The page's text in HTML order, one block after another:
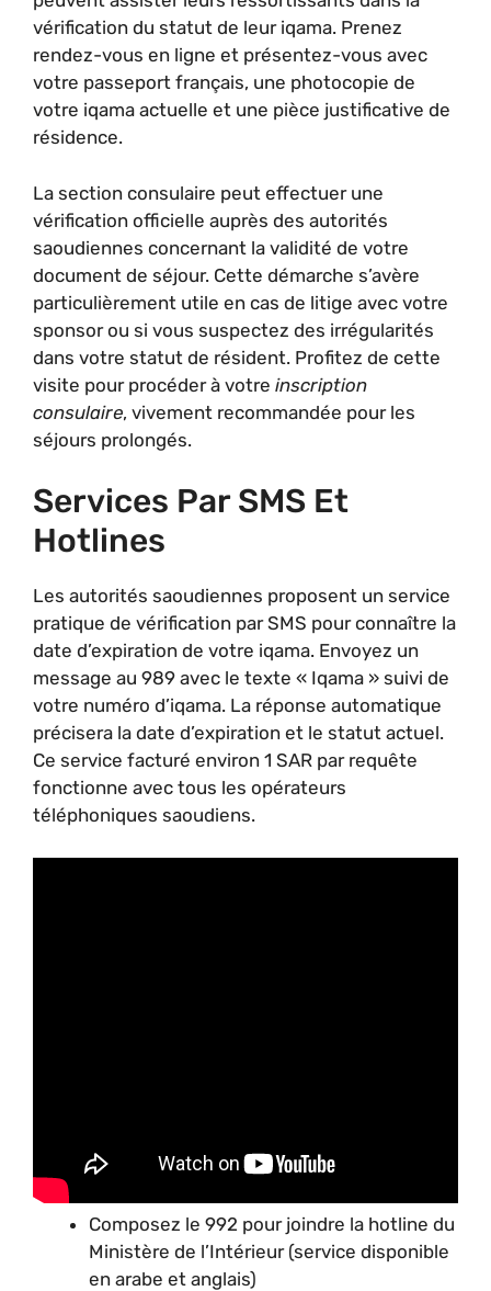
vérification du statut de leur iqama. Prenez
rendez-vous en ligne et présentez-vous avec
votre passeport français, une photocopie de
votre iqama actuelle et une pièce justificative de
résidence.
La section consulaire peut effectuer une
vérification officielle auprès des autorités
saoudiennes concernant la validité de votre
document de séjour. Cette démarche s’avère
particulièrement utile en cas de litige avec votre
sponsor ou si vous suspectez des irrégularités
dans votre statut de résident. Profitez de cette
visite pour procéder à votre inscription
consulaire, vivement recommandée pour les
séjours prolongés.
Services Par SMS Et
Hotlines
Les autorités saoudiennes proposent un service
pratique de vérification par SMS pour connaître la
date d’expiration de votre iqama. Envoyez un
message au 989 avec le texte « Iqama » suivi de
votre numéro d’iqama. La réponse automatique
précisera la date d’expiration et le statut actuel.
Ce service facturé environ 1 SAR par requête
fonctionne avec tous les opérateurs
téléphoniques saoudiens.
Composez le 992 pour joindre la hotline du
Ministère de l’Intérieur (service disponible
en arabe et anglais)